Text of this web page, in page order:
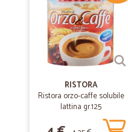
RISTORA
Ristora orzo-caffe solubile
lattina gr.125